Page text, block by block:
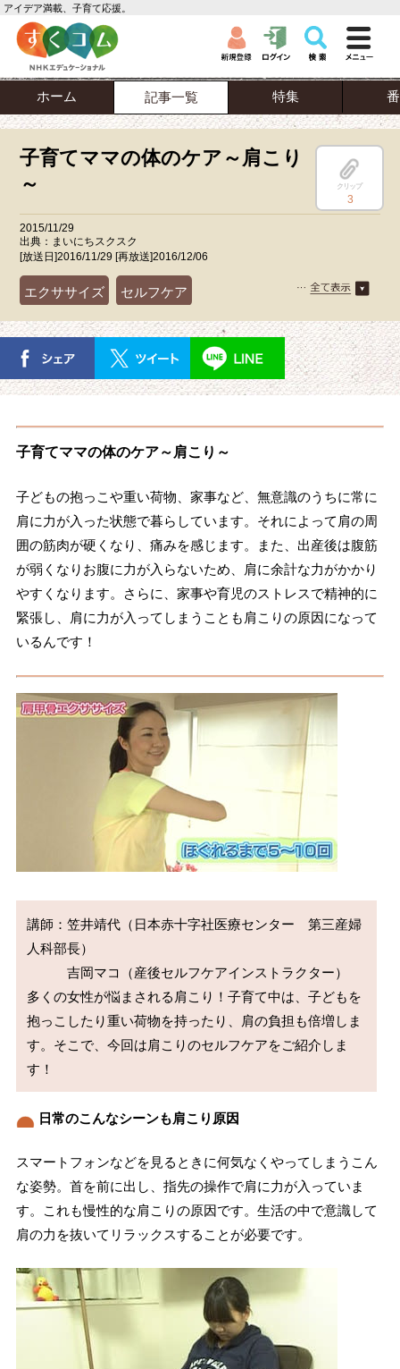
アイデア満載、子育て応援。
ホーム 記事一覧 特集
子育てママの体のケア～肩こり
～
クリップ
3
2015/11/29
出典：まいにちスクスク
[放送日]2016/11/29 [再放送]2016/12/06
エクササイズ セルフケア
まいにちスクスク ママ 妊娠・出産
子育てママの体のケア～肩こり～
子どもの抱っこや重い荷物、家事など、無意識のうちに常に
肩に力が入った状態で暮らしています。それによって肩の周
囲の筋肉が硬くなり、痛みを感じます。また、出産後は腹筋
が弱くなりお腹に力が入らないため、肩に余計な力がかかり
やすくなります。さらに、家事や育児のストレスで精神的に
緊張し、肩に力が入ってしまうことも肩こりの原因になって
いるんです！
講師：笠井靖代（日本赤十字社医療センター　第三産婦
人科部長）
吉岡マコ（産後セルフケアインストラクター）
多くの女性が悩まされる肩こり！子育て中は、子どもを
抱っこしたり重い荷物を持ったり、肩の負担も倍増しま
す。そこで、今回は肩こりのセルフケアをご紹介しま
す！
日常のこんなシーンも肩こり原因
スマートフォンなどを見るときに何気なくやってしまうこん
な姿勢。首を前に出し、指先の操作で肩に力が入っていま
す。これも慢性的な肩こりの原因です。生活の中で意識して
肩の力を抜いてリラックスすることが必要です。